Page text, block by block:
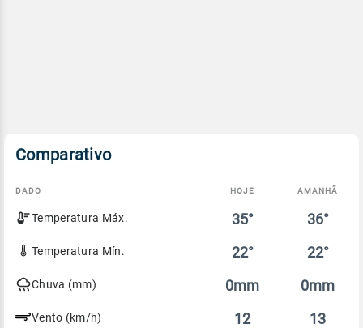
Comparativo
Comparativo
entre
previsão
hoje
DADO HOJE AMANHÃ
Temperatura Máx. 35° 36°
Temperatura Mín. 22° 22°
Chuva (mm) 0mm 0mm
Vento (km/h) 12 13